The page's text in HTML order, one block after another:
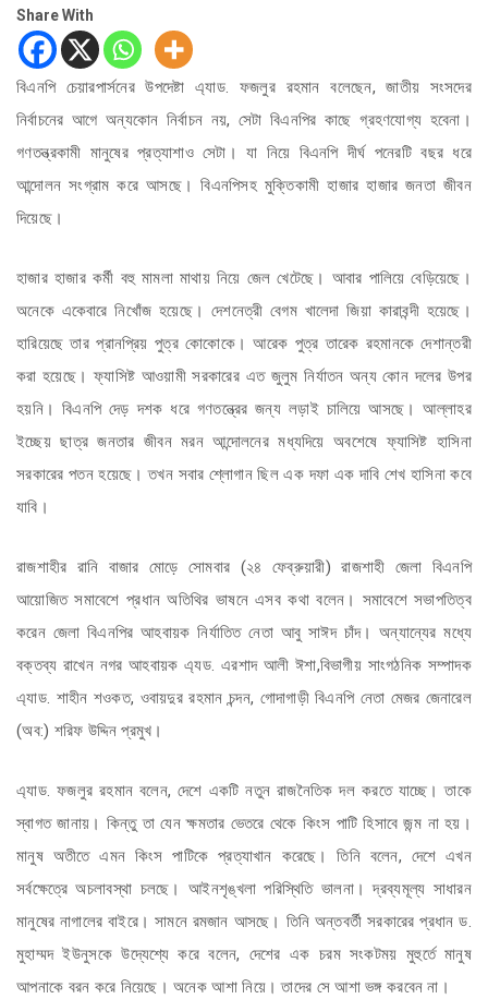
Share With
বিএনপি চেয়ারপার্সনের উপদেষ্টা এ্যাড. ফজলুর রহমান বলেছেন, জাতীয় সংসদের
নির্বাচনের আগে অন্যকোন নির্বাচন নয়, সেটা বিএনপির কাছে গ্রহণযোগ্য হবেনা।
গণতন্ত্রকামী মানুষের প্রত্যাশাও সেটা। যা নিয়ে বিএনপি দীর্ঘ পনেরটি বছর ধরে
আন্দোলন সংগ্রাম করে আসছে। বিএনপিসহ মুক্তিকামী হাজার হাজার জনতা জীবন
দিয়েছে।
হাজার হাজার কর্মী বহু মামলা মাথায় নিয়ে জেল খেটেছে। আবার পালিয়ে বেড়িয়েছে।
অনেকে একেবারে নিখোঁজ হয়েছে। দেশনেত্রী বেগম খালেদা জিয়া কারাবন্দী হয়েছে।
হারিয়েছে তার প্রানপ্রিয় পুত্র কোকোকে। আরেক পুত্র তারেক রহমানকে দেশান্তরী
করা হয়েছে। ফ্যাসিষ্ট আওয়ামী সরকারের এত জুলুম নির্যাতন অন্য কোন দলের উপর
হয়নি। বিএনপি দেড় দশক ধরে গণতন্ত্রের জন্য লড়াই চালিয়ে আসছে। আল্লাহর
ইচ্ছেয় ছাত্র জনতার জীবন মরন আন্দোলনের মধ্যদিয়ে অবশেষে ফ্যাসিষ্ট হাসিনা
সরকারের পতন হয়েছে। তখন সবার শ্লোগান ছিল এক দফা এক দাবি শেখ হাসিনা কবে
যাবি।
রাজশাহীর রানি বাজার মোড়ে সোমবার (২৪ ফেব্রুয়ারী) রাজশাহী জেলা বিএনপি
আয়োজিত সমাবেশে প্রধান অতিথির ভাষনে এসব কথা বলেন। সমাবেশে সভাপতিত্ব
করেন জেলা বিএনপির আহবায়ক নির্যাতিত নেতা আবু সাঈদ চাঁদ। অন্যান্যের মধ্যে
বক্তব্য রাখেন নগর আহবায়ক এ্যড. এরশাদ আলী ঈশা,বিভাগীয় সাংগঠনিক সম্পাদক
এ্যাড. শাহীন শওকত, ওবায়দুর রহমান চন্দন, গোদাগাড়ী বিএনপি নেতা মেজর জেনারেল
(অব:) শরিফ উদ্দিন প্রমুখ।
এ্যাড. ফজলুর রহমান বলেন, দেশে একটি নতুন রাজনৈতিক দল করতে যাচ্ছে। তাকে
স্বাগত জানায়। কিন্তু তা যেন ক্ষমতার ভেতরে থেকে কিংস পাটি হিসাবে জন্ম না হয়।
মানুষ অতীতে এমন কিংস পাটিকে প্রত্যাখান করেছে। তিনি বলেন, দেশে এখন
সর্বক্ষেত্রে অচলাবস্থা চলছে। আইনশৃঙ্খলা পরিস্থিতি ভালনা। দ্রব্যমূল্য সাধারন
মানুষের নাগালের বাইরে। সামনে রমজান আসছে। তিনি অন্তবর্তী সরকারের প্রধান ড.
মুহাম্মদ ইউনুসকে উদ্যেশ্যে করে বলেন, দেশের এক চরম সংকটময় মুহুর্তে মানুষ
আপনাকে বরন করে নিয়েছে। অনেক আশা নিয়ে। তাদের সে আশা ভঙ্গ করবেন না।